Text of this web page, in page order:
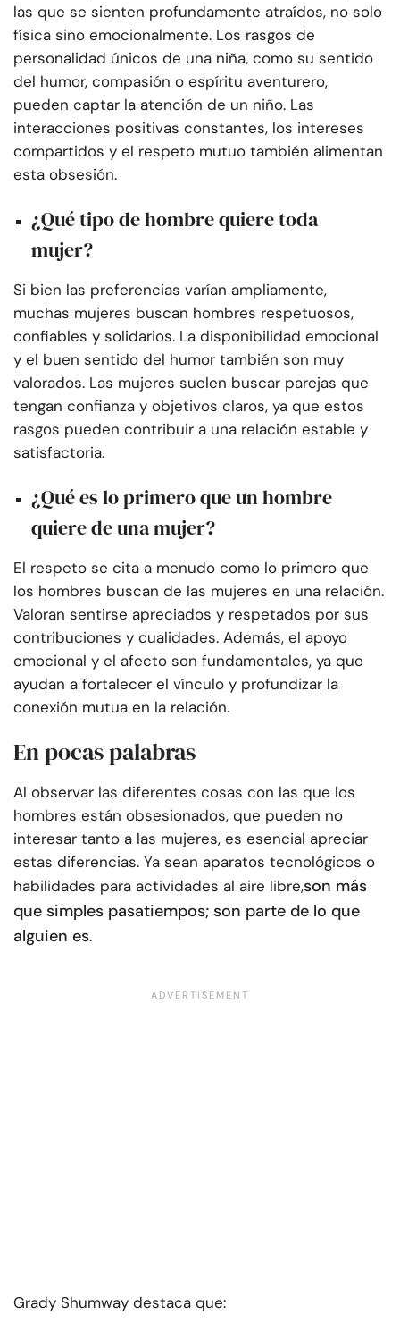
las que se sienten profundamente atraídos, no solo
física sino emocionalmente. Los rasgos de
personalidad únicos de una niña, como su sentido
del humor, compasión o espíritu aventurero,
pueden captar la atención de un niño. Las
interacciones positivas constantes, los intereses
compartidos y el respeto mutuo también alimentan
esta obsesión.
¿Qué tipo de hombre quiere toda
mujer?
Si bien las preferencias varían ampliamente,
muchas mujeres buscan hombres respetuosos,
confiables y solidarios. La disponibilidad emocional
y el buen sentido del humor también son muy
valorados. Las mujeres suelen buscar parejas que
tengan confianza y objetivos claros, ya que estos
rasgos pueden contribuir a una relación estable y
satisfactoria.
¿Qué es lo primero que un hombre
quiere de una mujer?
El respeto se cita a menudo como lo primero que
los hombres buscan de las mujeres en una relación.
Valoran sentirse apreciados y respetados por sus
contribuciones y cualidades. Además, el apoyo
emocional y el afecto son fundamentales, ya que
ayudan a fortalecer el vínculo y profundizar la
conexión mutua en la relación.
En pocas palabras
Al observar las diferentes cosas con las que los
hombres están obsesionados, que pueden no
interesar tanto a las mujeres, es esencial apreciar
estas diferencias. Ya sean aparatos tecnológicos o
habilidades para actividades al aire libre,son más
que simples pasatiempos; son parte de lo que
alguien es.
Grady Shumway destaca que: